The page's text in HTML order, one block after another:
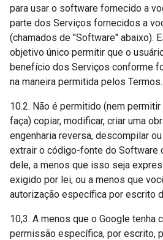
para usar o software fornecido a
parte dos Serviços fornecidos a
(chamados de "Software" abaixo).
objetivo único permitir que o
benefício dos Serviços conforme
na maneira permitida pelos Termos.
10.2. Não é permitido (nem
faça) copiar, modificar, criar uma
engenharia reversa, descompilar
extrair o código-fonte do Software
dele, a menos que isso seja
exigido por lei, ou a menos que
autorização específica por escrito
10,3. A menos que o Google tenha
permissão específica, por escrito,